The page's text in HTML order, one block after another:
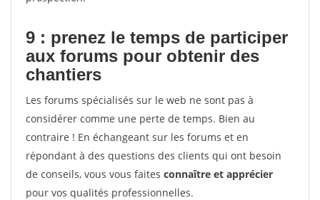
9 : prenez le temps de participer
aux forums pour obtenir des
chantiers
Les forums spécialisés sur le web ne sont pas à
considérer comme une perte de temps. Bien au
contraire ! En échangeant sur les forums et en
répondant à des questions des clients qui ont besoin
de conseils, vous vous faites connaître et apprécier
pour vos qualités professionnelles.